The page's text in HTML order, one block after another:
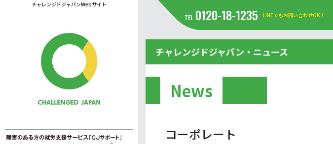
チャレンジドジャパンWebサイト
TEL 0120-18-1235 LINEでもお問い合わせOK！
チャレンジドジャパン・ニュース
News
コーポレート